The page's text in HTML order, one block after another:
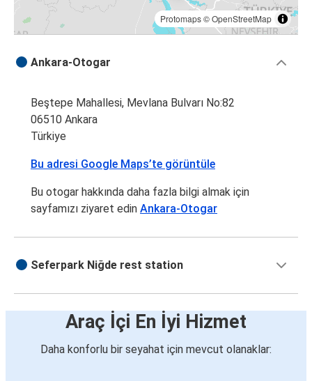
Protomaps©OpenStreetMap
Ankara-Otogar
Beştepe Mahallesi, Mevlana Bulvarı No:82
06510 Ankara
Türkiye
Bu adresi Google Maps’te görüntüle
Bu otogar hakkında daha fazla bilgi almak için
sayfamızı ziyaret edin Ankara-Otogar
Seferpark Niğde rest station
Araç İçi En İyi Hizmet
Daha konforlu bir seyahat için mevcut olanaklar: